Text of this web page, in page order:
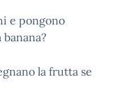
e pongono
la frutta se